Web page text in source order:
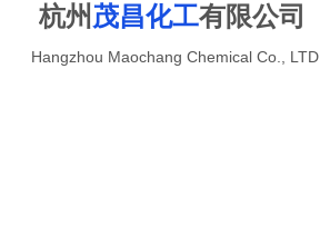
杭州 茂昌化工有限公司
Hangzhou Maochang Chemical Co., LTD